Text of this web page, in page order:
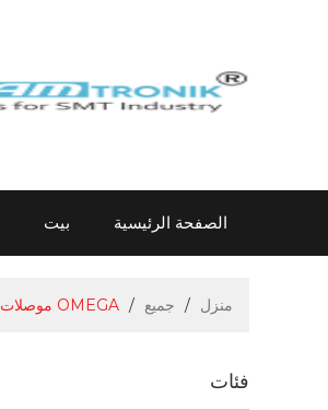
الصفحة الرئيسية بيت
منزل / جميع / OMEGA موصلات الحرارية
فئات